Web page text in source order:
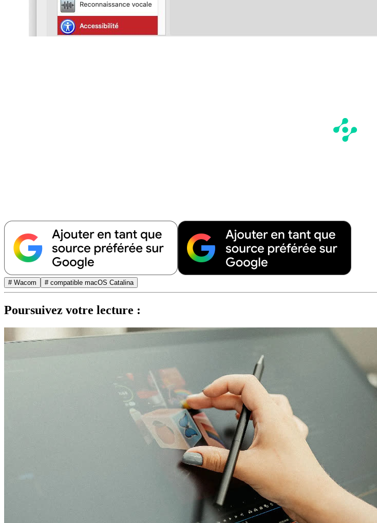
# Wacom # compatible macOS Catalina
Poursuivez votre lecture :